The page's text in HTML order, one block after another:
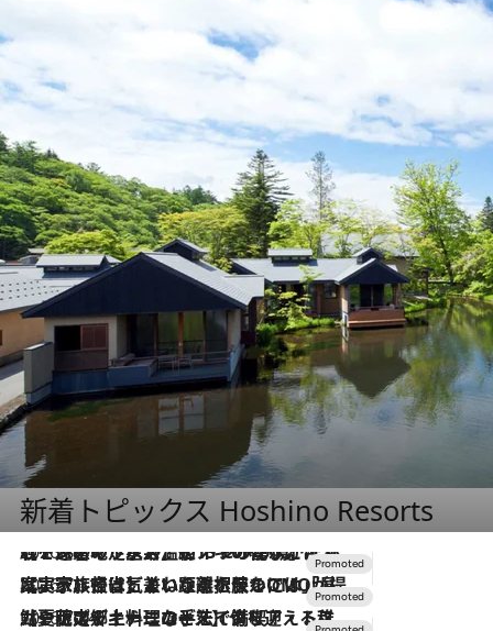
新着トピックス Hoshino Resorts
2026.8.7
【トンボの足水浴】ヒノキの香りに包まれて涼感マックス！約13℃の湧水かけ流しを避暑地「星野温泉 トンボの湯」で体験
2026.7.31
【ホテル帰省】という選択肢をOMOが提案。家族とほどよい距離を保つには「昼は実家、夜は気兼ねなくホテルで！」
2026.7.24
【夏限定ディナーコース】旬を迎える稚鮎や花ズッキーニなどをイタリア・トスカーナの郷土料理の手法で満喫！